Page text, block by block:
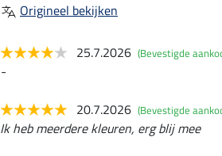
Origineel bekijken
25.7.2026 (Bevestigde
-
20.7.2026 (Bevestigde
Ik heb meerdere kleuren, erg blij mee